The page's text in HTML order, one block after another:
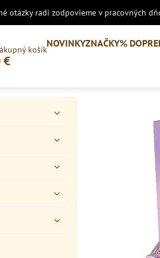
otázky radi zodpovieme v pracovných
košík
€
NOVINKYZNAČKY%